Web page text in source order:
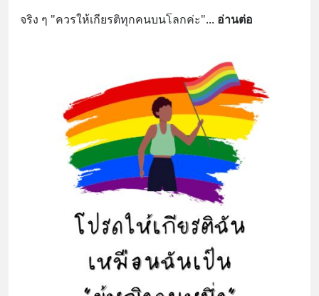
จริง ๆ "ควรให้เกียรติทุกคนบนโลกค่ะ"... อ่านต่อ